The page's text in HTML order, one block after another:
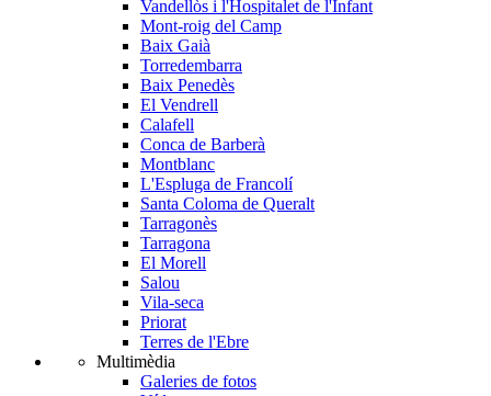
Vandellòs i l'Hospitalet de l'Infant
Mont-roig del Camp
Baix Gaià
Torredembarra
Baix Penedès
El Vendrell
Calafell
Conca de Barberà
Montblanc
L'Espluga de Francolí
Santa Coloma de Queralt
Tarragonès
Tarragona
El Morell
Salou
Vila-seca
Priorat
Terres de l'Ebre
Multimèdia
Galeries de fotos